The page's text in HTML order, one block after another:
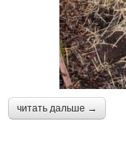
читать дальше →